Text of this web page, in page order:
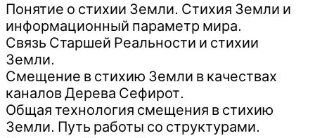
Понятие о стихии Земли. Стихия Земли и
информационный параметр мира.
Связь Старшей Реальности и стихии
Земли.
Смещение в стихию Земли в качествах
каналов Дерева Сефирот.
Общая технология смещения в стихию
Земли. Путь работы со структурами.